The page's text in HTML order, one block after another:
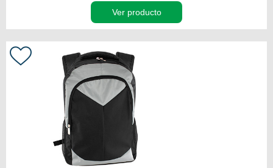
Ver producto